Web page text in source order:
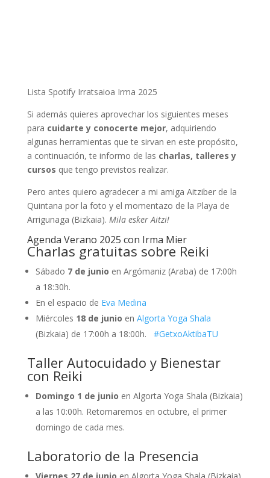
Lista Spotify Irratsaioa Irma 2025
Si además quieres aprovechar los siguientes meses
para cuidarte y conocerte mejor, adquiriendo
algunas herramientas que te sirvan en este propósito,
a continuación, te informo de las charlas, talleres y
cursos que tengo previstos realizar.
Pero antes quiero agradecer a mi amiga Aitziber de la
Quintana por la foto y el momentazo de la Playa de
Arrigunaga (Bizkaia). Mila esker Aitzi!
Agenda Verano 2025 con Irma Mier
Charlas gratuitas sobre Reiki
Sábado 7 de junio en Argómaniz (Araba) de 17:00h
a 18:30h.
En el espacio de Eva Medina
Miércoles 18 de junio en Algorta Yoga Shala
(Bizkaia) de 17:00h a 18:00h. #GetxoAktibaTU
Taller Autocuidado y Bienestar
con Reiki
Domingo 1 de junio en Algorta Yoga Shala (Bizkaia)
a las 10:00h. Retomaremos en octubre, el primer
domingo de cada mes.
Laboratorio de la Presencia